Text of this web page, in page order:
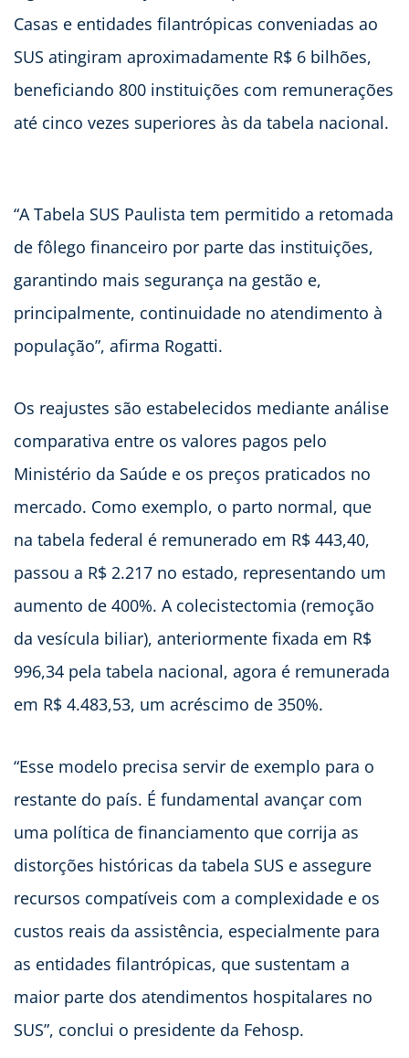
Casas e entidades filantrópicas conveniadas ao
SUS atingiram aproximadamente R$ 6 bilhões,
beneficiando 800 instituições com remunerações
até cinco vezes superiores às da tabela nacional.
“A Tabela SUS Paulista tem permitido a retomada
de fôlego financeiro por parte das instituições,
garantindo mais segurança na gestão e,
principalmente, continuidade no atendimento à
população”, afirma Rogatti.
Os reajustes são estabelecidos mediante análise
comparativa entre os valores pagos pelo
Ministério da Saúde e os preços praticados no
mercado. Como exemplo, o parto normal, que
na tabela federal é remunerado em R$ 443,40,
passou a R$ 2.217 no estado, representando um
aumento de 400%. A colecistectomia (remoção
da vesícula biliar), anteriormente fixada em R$
996,34 pela tabela nacional, agora é remunerada
em R$ 4.483,53, um acréscimo de 350%.
“Esse modelo precisa servir de exemplo para o
restante do país. É fundamental avançar com
uma política de financiamento que corrija as
distorções históricas da tabela SUS e assegure
recursos compatíveis com a complexidade e os
custos reais da assistência, especialmente para
as entidades filantrópicas, que sustentam a
maior parte dos atendimentos hospitalares no
SUS”, conclui o presidente da Fehosp.